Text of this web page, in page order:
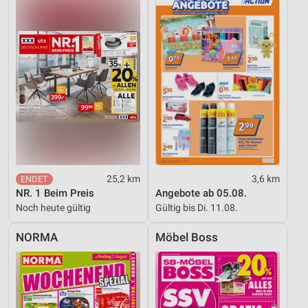
25,2 km
NR. 1 Beim Preis
Noch heute gültig
3,6 km
Angebote ab 05.08.
Gültig bis Di. 11.08.
NORMA Möbel Boss
Verwendung genauer Standortdaten
Geräte anhand von aktiv angeforderten
Informationen identifizieren
Nicht-IAB-Verarbeitungszwecke:
Notwendig
Performance
Werbung